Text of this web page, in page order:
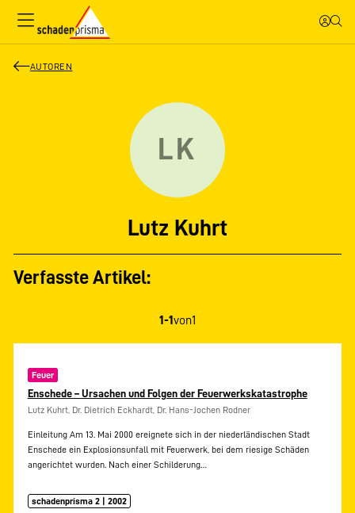
AUTOREN
LK
Lutz Kuhrt
Verfasste Artikel:
1-1von1
Feuer
Enschede – Ursachen und Folgen der Feuerwerkskatastrophe
Lutz Kuhrt, Dr. Dietrich Eckhardt, Dr. Hans-Jochen Rodner
Einleitung Am 13. Mai 2000 ereignete sich in der niederländischen Stadt
Enschede ein Explosionsunfall mit Feuerwerk, bei dem riesige Schäden
angerichtet wurden. Nach einer Schilderung…
schadenprisma 2 | 2002